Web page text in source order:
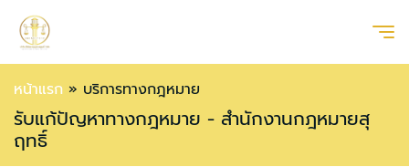
หน้าแรก » บริการทางกฎหมาย
รับแก้ปัญหาทางกฎหมาย - สำนักงานกฎหมายสุ
ฤทธิ์